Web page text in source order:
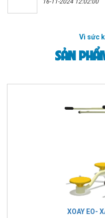
16-11-2024 12:02:00
Vì sức
SẢN
XOAY EO-